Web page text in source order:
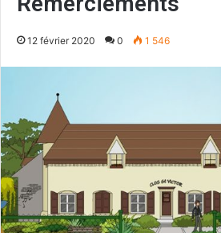
12 février 2020 0 1 546